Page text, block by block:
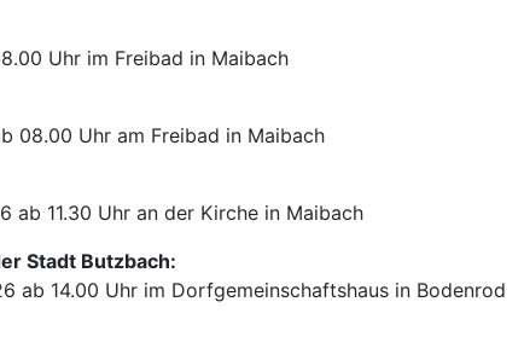
Uhr im Freibad in Maibach
08.00 Uhr am Freibad in Maibach
ab 11.30 Uhr an der Kirche in Maibach
Stadt Butzbach:
ab 14.00 Uhr im Dorfgemeinschaftshaus in Bodenrod